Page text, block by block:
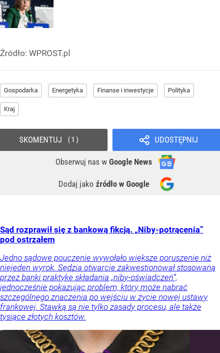
Źródło: WPROST.pl
Gospodarka Energetyka Finanse i inwestycje Polityka
Kraj
UDOSTĘPNIJ
Obserwuj nas w Google News
Dodaj jako źródło w Google
SKOMENTUJ 1
Sąd rozprawił się z bankową fikcją. „Niby-potrącenia”
pod ostrzałem
Jedno sądowe pouczenie wywołało większe poruszenie niż
niejeden wyrok. Sędzia otwarcie zakwestionował stosowaną
przez banki praktykę składania „niby-oświadczeń”,
jednocześnie pokazując problem, który może nabrać
szczególnego znaczenia po wejściu w życie nowej ustawy
frankowej. Stawką są nie tylko zasady procesu, ale także
tysiące złotych kosztów.